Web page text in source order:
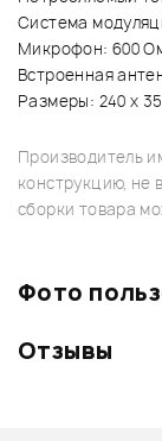
Система
Микрофон: 600
Встроенная
Размеры: 240 х
Производитель
конструкцию, не
сборки товара
Фото
Загрузите свои
Отзывы